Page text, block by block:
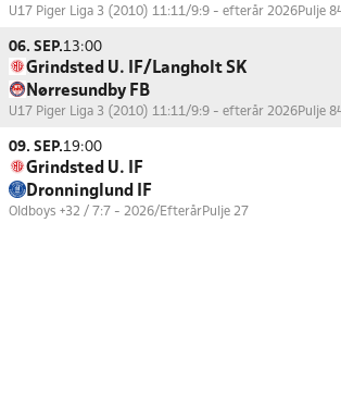
U17 Piger Liga 3 (2010) 11:11/9:9 - efterår 2026Pulje
06. SEP.13:00
Grindsted U. IF/Langholt SK
Nørresundby FB
U17 Piger Liga 3 (2010) 11:11/9:9 - efterår 2026Pulje
09. SEP.19:00
Grindsted U. IF
Dronninglund IF
Oldboys +32 / 7:7 - 2026/EfterårPulje 27